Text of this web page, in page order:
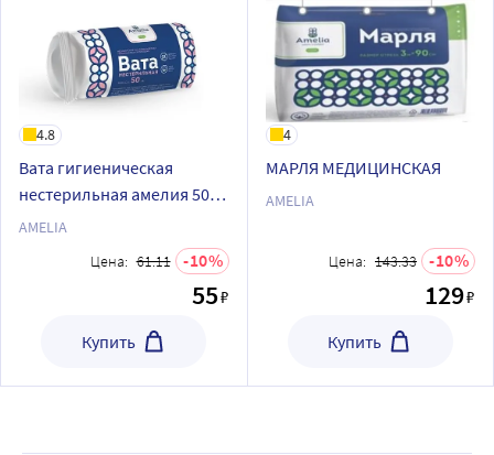
4.8
Вата гигиеническая
нестерильная амелия 50
гр
AMELIA
Цена: 61.11 10
55₽
Купить
4
МАРЛЯ МЕДИЦИНСКАЯ
AMELIA
Цена: 143.33 10
129₽
Купить